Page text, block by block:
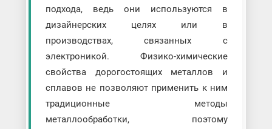
подхода, ведь они используются в
дизайнерских целях или в
производствах, связанных с
электроникой. Физико-химические
свойства дорогостоящих металлов и
сплавов не позволяют применить к ним
традиционные методы
металлообработки, поэтому